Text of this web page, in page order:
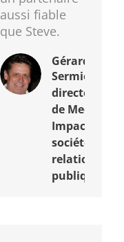
aussi fiable
que Steve.
Gérard
Sermier
directeur
de Media
Impact,
société de
relations
publiques